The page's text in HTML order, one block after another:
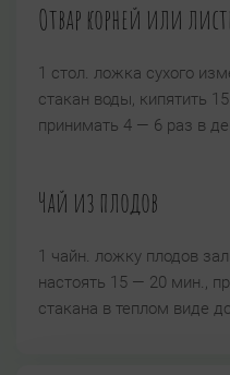
Отвар корней или
1 стол. ложка сухого
стакан воды, кипятить
принимать 4 — 6 раз в
Чай из плодов
1 чайн. ложку плодов
настоять 15 — 20 мин.,
стакана в теплом виде